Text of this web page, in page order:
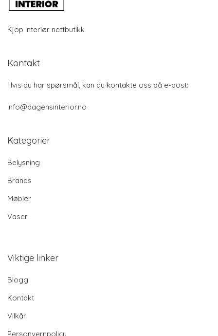
Kjöp Interiør nettbutikk
Kontakt
Hvis du har spørsmål, kan du kontakte oss på e-post:
info@dagensinterior.no
Kategorier
Belysning
Brands
Møbler
Vaser
Viktige linker
Blogg
Kontakt
Vilkår
Personvernpolicy